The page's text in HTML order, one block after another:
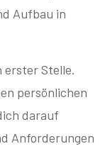
Aufbau in
erster Stelle.
persönlichen
darauf
Anforderungen